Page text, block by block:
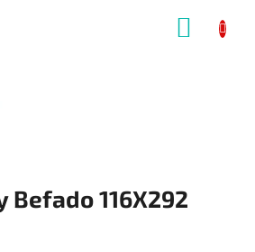
Befado 116X292